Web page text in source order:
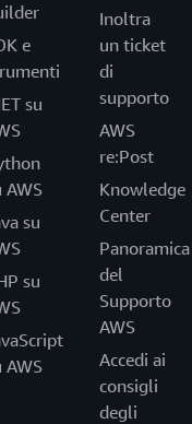
e
su
AWS
su
su
AWS
Inoltra
un ticket
di
supporto
AWS
re:Post
Knowledge
Center
Panoramica
del
Supporto
AWS
Accedi ai
consigli
degli